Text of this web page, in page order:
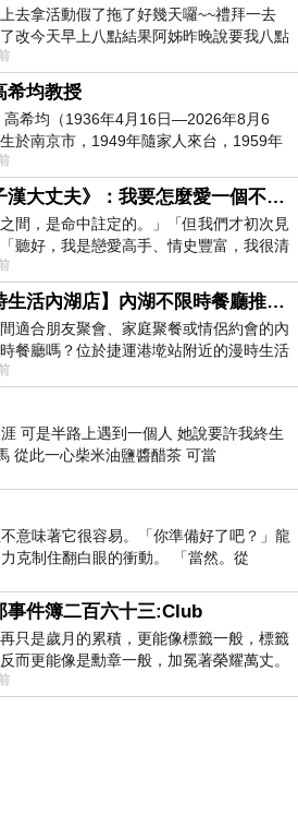
去拿活動假了拖了好幾天囉~~禮拜一去
改今天早上八點結果阿姊昨晚說要我八點
會~回到莿桐都8點半多了
希均教授
高希均（1936年4月16日—2026年8月6
於南京市，1949年隨家人來台，1959年
並取得經濟發展博士學位。曾任
《娘子漢大丈夫》：我要怎麼愛一個不存在的人？
之間，是命中註定的。」「但我們才初次見
聽好，我是戀愛高手、情史豐富，我很清
覺，你我之間的那種感覺，現
【漫時生活內湖店】內湖不限時餐廳推薦｜捷運港墘站美食，聚餐、約會、家庭聚會首選，正餐甜點一次滿足
適合朋友聚會、家庭聚餐或情侶約會的內
餐廳嗎？位於捷運港墘站附近的漫時生活
從捷運站步行約4分鐘即可抵
可是半路上遇到一個人 她說要許我終生
從此一心柴米油鹽醬醋茶 可當
意味著它很容易。「你準備好了吧？」龍
克制住翻白眼的衝動。 「當然。從
事件簿二百六十三:Club
只是歲月的累積，更能像標籤一般，標籤
而更能像是勳章一般，加冕著榮耀萬丈。
縱容，成了再難輕輕放下的罪證